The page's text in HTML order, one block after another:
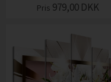
Pris 979,00 DKK